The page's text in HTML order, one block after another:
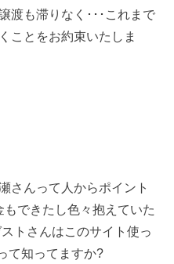
渡も滞りなく･･･これまで
ことをお約束いたしま
さんって人からポイント
できたし色々抱えていた
トさんはこのサイト使っ
て知ってますか?